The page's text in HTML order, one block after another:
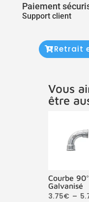
Paiement
Support client
Retrait
Vous
être
Courbe
Galvanisé
3.75€ –